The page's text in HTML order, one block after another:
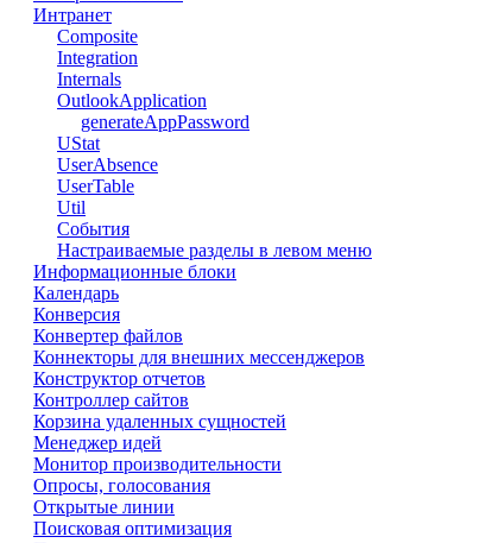
Интранет
Composite
Integration
Internals
OutlookApplication
generateAppPassword
UStat
UserAbsence
UserTable
Util
События
Настраиваемые разделы в левом меню
Информационные блоки
Календарь
Конверсия
Конвертер файлов
Коннекторы для внешних мессенджеров
Конструктор отчетов
Контроллер сайтов
Корзина удаленных сущностей
Менеджер идей
Монитор производительности
Опросы, голосования
Открытые линии
Поисковая оптимизация